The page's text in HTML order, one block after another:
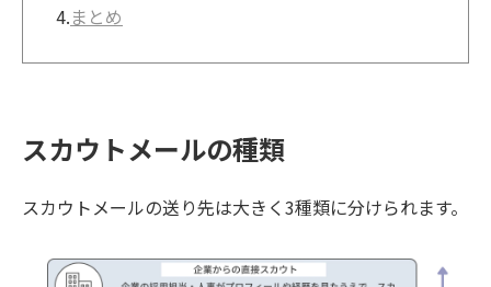
4.まとめ
スカウトメールの種類
スカウトメールの送り先は大きく3種類に分けられます。